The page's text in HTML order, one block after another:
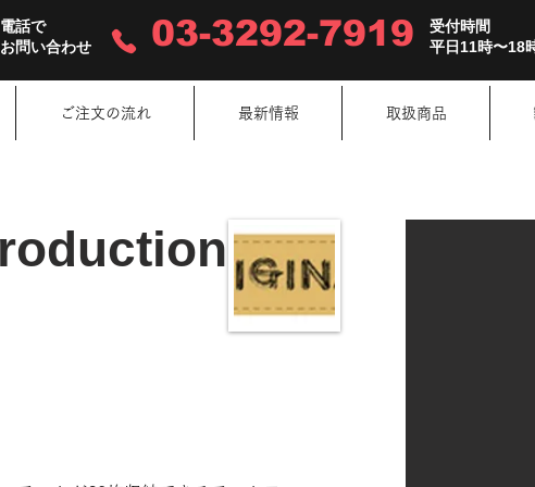
電話で
お問い合わせ
03-3292-7919
受付時間
平日11時〜18
ご注文の流れ 最新情報 取扱商品